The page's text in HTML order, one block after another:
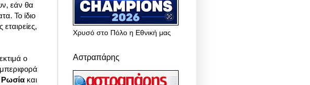
εάν θα
Το ίδιο
ο
Ρωσία και
Χρυσό στο Πόλο η Εθνική μας
Αστραπάρης